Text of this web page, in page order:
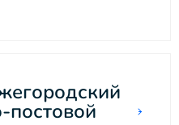
постовой